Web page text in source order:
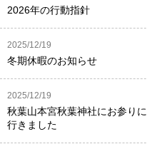
2026年の行動指針
2025/12/19
冬期休暇のお知らせ
2025/12/19
秋葉山本宮秋葉神社にお参りに
行きました